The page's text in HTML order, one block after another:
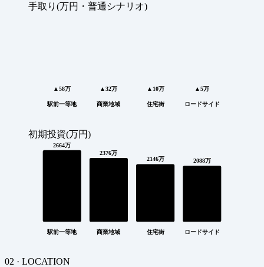
手取り(万円・普通シナリオ)
▲58万
駅前一等地
▲32万
商業地域
▲10万
住宅街
▲5万
ロードサイド
初期投資(万円)
2664万
駅前一等地
2376万
商業地域
2146万
住宅街
2088万
ロードサイド
02 · LOCATION